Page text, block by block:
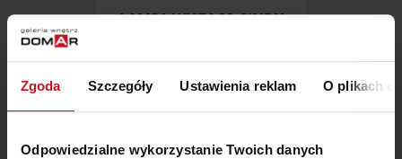
Zgoda Szczegóły Ustawienia reklam O plikach
Odpowiedzialne wykorzystanie Twoich danych
LAMPA WISZĄCA CINDY
ZAPYTAJ O CENĘ W SALONIE